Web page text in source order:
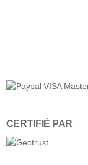
CERTIFIÉ PAR